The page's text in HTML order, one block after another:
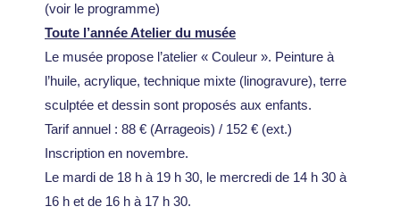
(voir le programme)
Toute l’année Atelier du musée
Le musée propose l’atelier « Couleur ». Peinture à
l’huile, acrylique, technique mixte (linogravure), terre
sculptée et dessin sont proposés aux enfants.
Tarif annuel : 88 € (Arrageois) / 152 € (ext.)
Inscription en novembre.
Le mardi de 18 h à 19 h 30, le mercredi de 14 h 30 à
16 h et de 16 h à 17 h 30.